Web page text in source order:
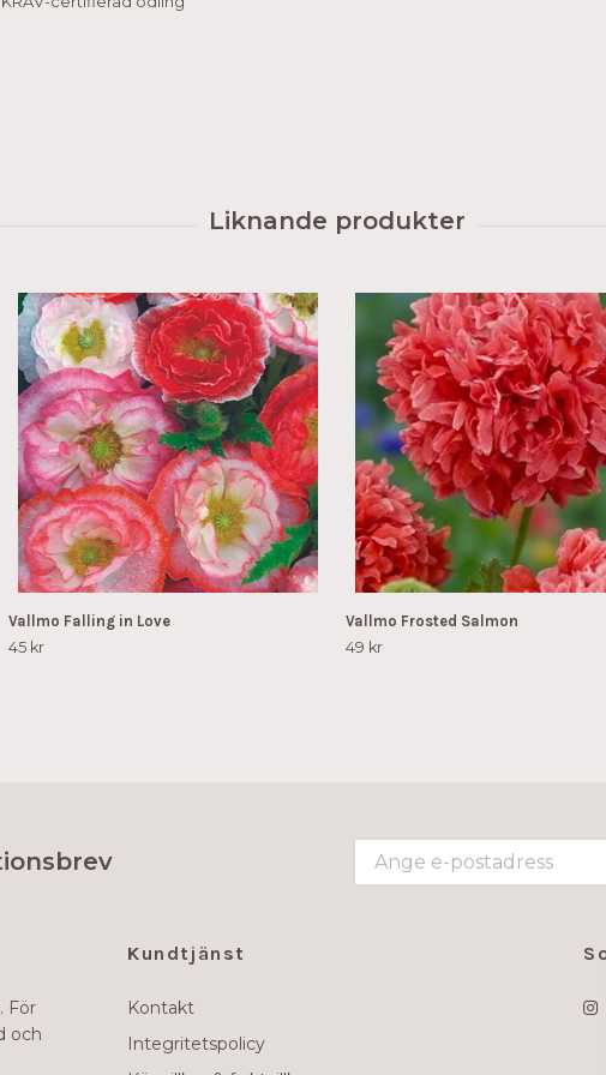
Vallmo Falling in Love
45 kr
Vallmo Frosted Salmon
49 kr
För
och
Kundtjänst
Kontakt
Integritetspolicy